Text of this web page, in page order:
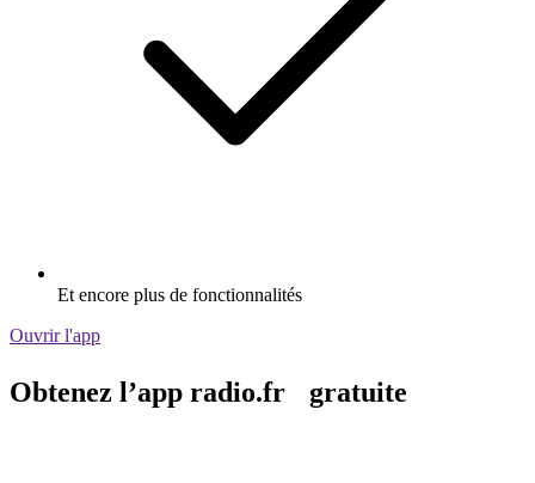
Et encore plus de fonctionnalités
Ouvrir l'app
Obtenez l’app radio.fr gratuite